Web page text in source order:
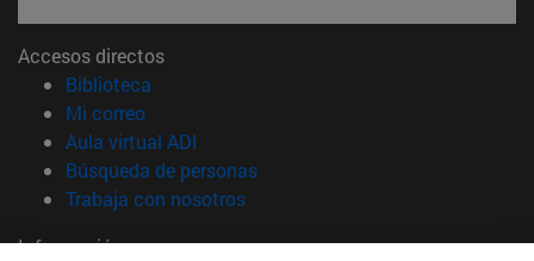
Accesos directos
Biblioteca
Mi correo(abre en nueva ventana)
Aula virtual ADI
Búsqueda de personas(abre en nueva ventana)
Trabaja con nosotros(abre en nueva ventana)
Información